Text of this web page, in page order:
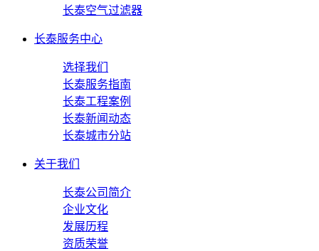
长泰空气过滤器
长泰服务中心
选择我们
长泰服务指南
长泰工程案例
长泰新闻动态
长泰城市分站
关于我们
长泰公司简介
企业文化
发展历程
资质荣誉